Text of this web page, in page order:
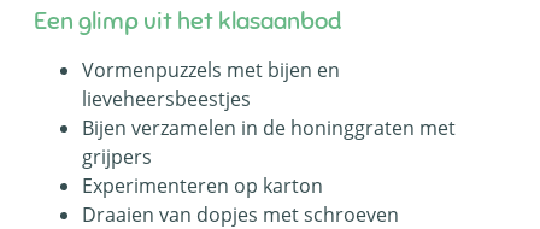
Een glimp uit het klasaanbod
Vormenpuzzels met bijen en
lieveheersbeestjes
Bijen verzamelen in de honinggraten met
grijpers
Experimenteren op karton
Draaien van dopjes met schroeven